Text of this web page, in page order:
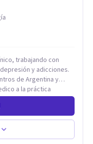
trabajando con
de Argentina y
a la práctica
basadas en
Los
en brindar
que permitan
basadas en la